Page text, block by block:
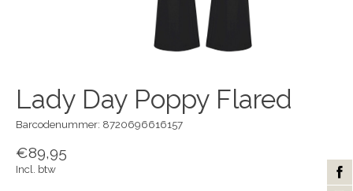
Lady Day Poppy Flared
Barcodenummer: 8720696616157
€89,95
Incl. btw